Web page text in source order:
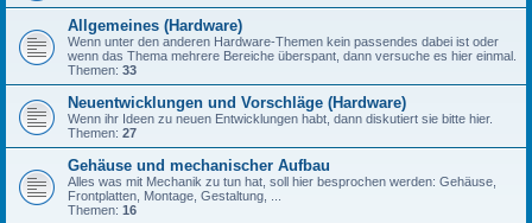
Allgemeines (Hardware)
Wenn unter den anderen Hardware-Themen kein passendes dabei ist oder
wenn das Thema mehrere Bereiche überspant, dann versuche es hier einmal.
Themen: 33
Neuentwicklungen und Vorschläge (Hardware)
Wenn ihr Ideen zu neuen Entwicklungen habt, dann diskutiert sie bitte hier.
Themen: 27
Gehäuse und mechanischer Aufbau
Alles was mit Mechanik zu tun hat, soll hier besprochen werden: Gehäuse,
Frontplatten, Montage, Gestaltung, ...
Themen: 16